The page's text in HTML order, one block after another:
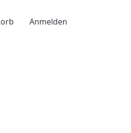
Anmelden